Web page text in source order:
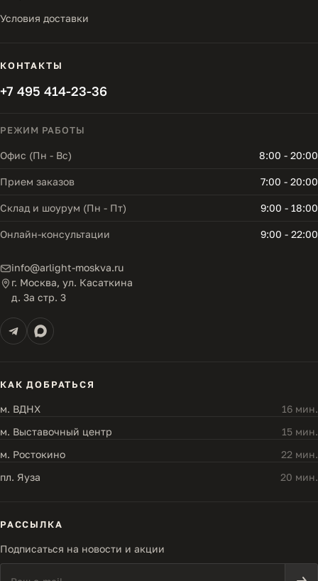
Условия доставки
КОНТАКТЫ
+7 495 414-23-36
РЕЖИМ РАБОТЫ
Офис (Пн - Вс) 8:00 - 20:00
Прием заказов 7:00 - 20:00
Склад и шоурум (Пн - Пт) 9:00 - 18:00
Онлайн-консультации 9:00 - 22:00
info@arlight-moskva.ru
г. Москва, ул. Касаткина
д. 3а стр. 3
КАК ДОБРАТЬСЯ
м. ВДНХ
16 мин.
м. Выставочный центр
15 мин.
м. Ростокино
22 мин.
пл. Яуза
20 мин.
РАССЫЛКА
Подписаться на новости и акции